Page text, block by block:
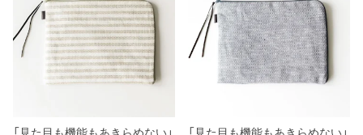
「見た目も機能もあきらめない」
「見た目も機能もあきらめない」